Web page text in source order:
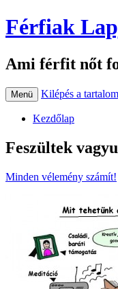
Férfiak
Ami férfit nőt
Menü Kilépés a
Kezdőlap
Feszültek
Minden vélemény számít!